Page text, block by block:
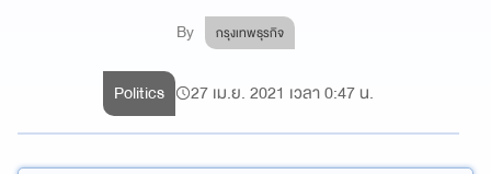
By กรุงเทพธุรกิจ
Politics 27 เม.ย. 2021 เวลา 0:47 น.